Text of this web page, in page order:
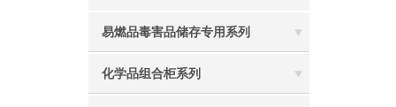
易燃品毒害品储存专用系列
化学品组合柜系列